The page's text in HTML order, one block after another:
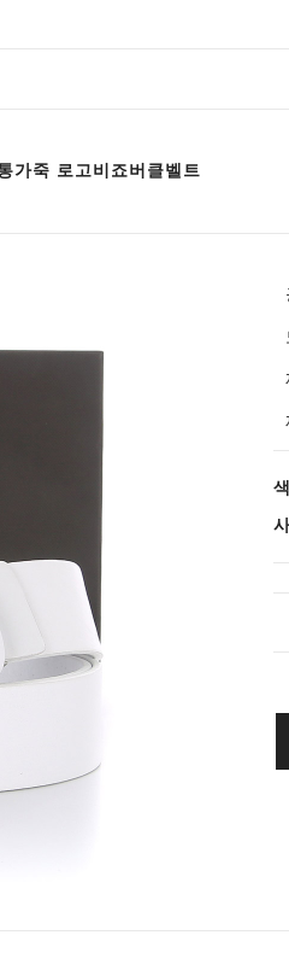
죽 로고비죠버클벨트